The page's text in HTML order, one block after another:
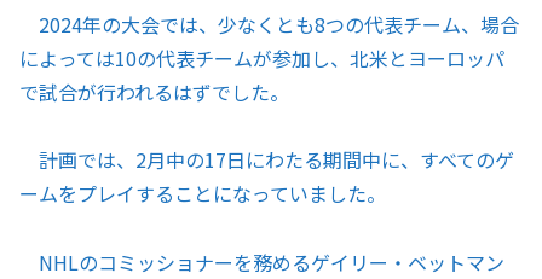
2024年の大会では、少なくとも8つの代表チーム、場合
によっては10の代表チームが参加し、北米とヨーロッパ
で試合が行われるはずでした。
計画では、2月中の17日にわたる期間中に、すべてのゲ
ームをプレイすることになっていました。
NHLのコミッショナーを務めるゲイリー・ベットマン